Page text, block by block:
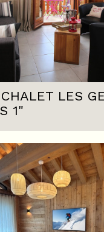
LES
1"